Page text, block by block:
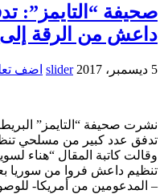
صحيفة “التايمز”:
داعش من الرقة
5 ديسمبر، 2017 slider اضف
نشرت صحيفة “التايمز”
تدفق عدد كبير من مسلحي
وقالت كاتبة المقال “هناء
تنظيم داعش فروا من سوريا
– المدعومين من أمريكا-